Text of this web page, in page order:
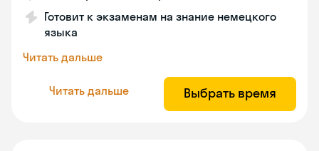
Готовит к экзаменам на знание немецкого
языка
Читать дальше
Читать дальше Выбрать время